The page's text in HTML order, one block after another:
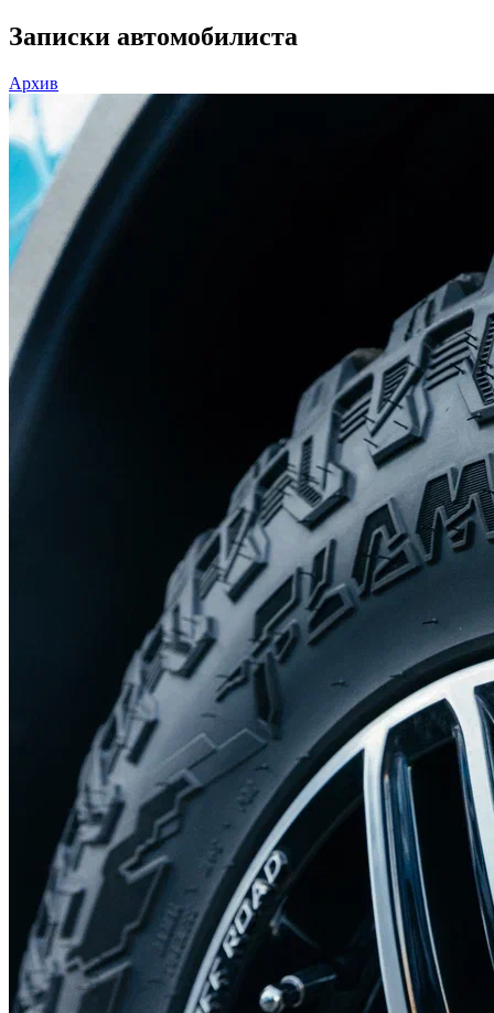
Записки автомобилиста
Архив